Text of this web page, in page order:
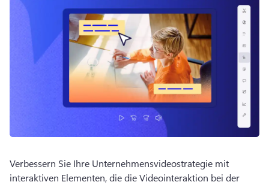
Verbessern Sie Ihre Unternehmensvideostrategie mit
interaktiven Elementen, die die Videointeraktion bei der